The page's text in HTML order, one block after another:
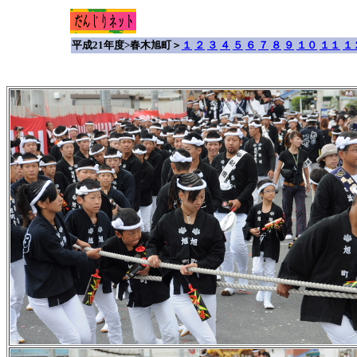
平成21年度>春木旭町＞ １ ２ ３ ４ ５ ６ ７ ８ ９ １０ １１ １